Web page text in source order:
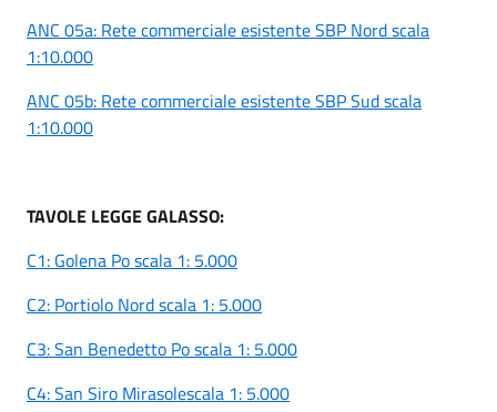
ANC 05a: Rete commerciale esistente SBP Nord scala
1:10.000
ANC 05b: Rete commerciale esistente SBP Sud scala
1:10.000
TAVOLE LEGGE GALASSO:
C1: Golena Po scala 1: 5.000
C2: Portiolo Nord scala 1: 5.000
C3: San Benedetto Po scala 1: 5.000
C4: San Siro Mirasolescala 1: 5.000